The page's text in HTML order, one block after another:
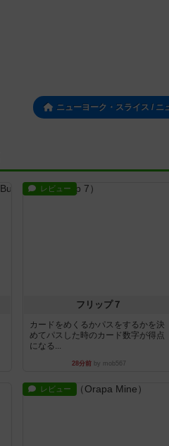
ニューヨーク・スライス / ニ
レビュー
フリップ７
カードをめくるかパスをするかを決
めてパスした時のカード数字が得点
になる...
28分前by mob567
レビュー